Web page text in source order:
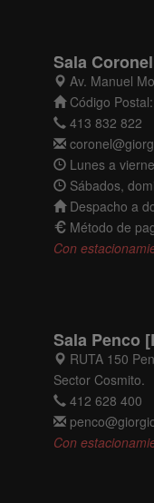
Sala Coronel
Av. Manuel
Código
413 832 822
Lunes a
Sábados,
Despacho a
Método de
Con
Sala Penco
RUTA 150
Sector Cosmito.
412 628 400
Con